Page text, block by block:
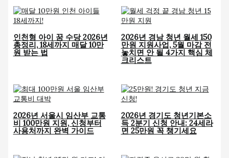
인천형 아이 꿈 수당 2026년
총정리, 18세까지 매달 10만
원 받는 법
2026년 경남 청년 월세 150
만원 지원사업, 5월 마감 전
놓치면 안 될 4가지 핵심 체
크리스트
2026년 서울시 임산부 교통
비 100만원 지원, 신청부터
사용처까지 완벽 가이드
2026년 경기도 청년기본소
득 2분기 신청 안내: 24세라
면 25만원 꼭 챙기세요